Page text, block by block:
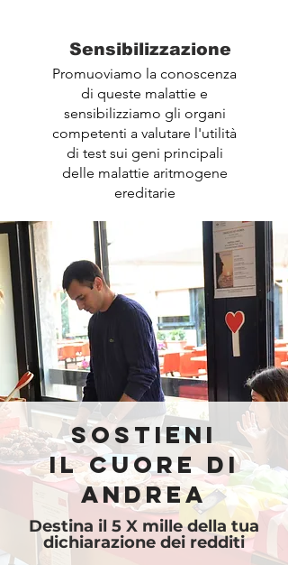
Sensibilizzazione
Promuoviamo la conoscenza
di queste malattie e
sensibilizziamo gli organi
competenti a valutare l'utilità
di test sui geni principali
delle malattie aritmogene
ereditarie
Sostieni
Il Cuore di
Andrea
Destina il 5 X mille della tua
dichiarazione dei redditi